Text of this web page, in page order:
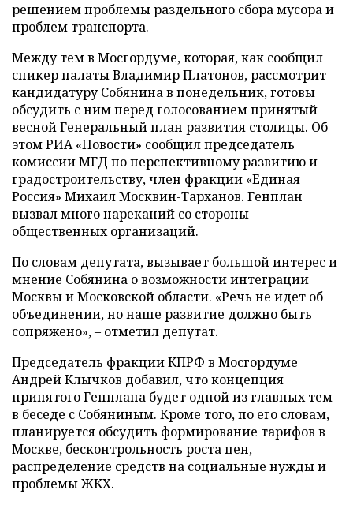
решением проблемы раздельного сбора мусора и
проблем транспорта.
Между тем в Мосгордуме, которая, как сообщил
спикер палаты Владимир Платонов, рассмотрит
кандидатуру Собянина в понедельник, готовы
обсудить с ним перед голосованием принятый
весной Генеральный план развития столицы. Об
этом РИА «Новости» сообщил председатель
комиссии МГД по перспективному развитию и
градостроительству, член фракции «Единая
Россия» Михаил Москвин-Тарханов. Генплан
вызвал много нареканий со стороны
общественных организаций.
По словам депутата, вызывает большой интерес и
мнение Собянина о возможности интеграции
Москвы и Московской области. «Речь не идет об
объединении, но наше развитие должно быть
сопряжено»,– отметил депутат.
Председатель фракции КПРФ в Мосгордуме
Андрей Клычков добавил, что концепция
принятого Генплана будет одной из главных тем
в беседе с Собяниным. Кроме того, по его словам,
планируется обсудить формирование тарифов в
Москве, бесконтрольность роста цен,
распределение средств на социальные нужды и
проблемы ЖКХ.